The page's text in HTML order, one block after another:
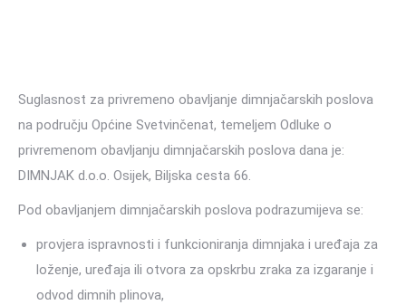
Suglasnost za privremeno obavljanje dimnjačarskih poslova
na području Općine Svetvinčenat, temeljem Odluke o
privremenom obavljanju dimnjačarskih poslova dana je:
DIMNJAK d.o.o. Osijek, Biljska cesta 66.
Pod obavljanjem dimnjačarskih poslova podrazumijeva se:
provjera ispravnosti i funkcioniranja dimnjaka i uređaja za
loženje, uređaja ili otvora za opskrbu zraka za izgaranje i
odvod dimnih plinova,